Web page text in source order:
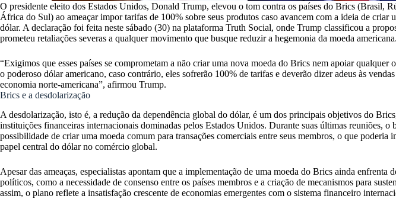
O presidente eleito dos Estados Unidos, Donald Trump, elevou o tom contra os países do Brics (Brasil,
África do Sul) ao ameaçar impor tarifas de 100% sobre seus produtos caso avancem com a ideia de criar
dólar. A declaração foi feita neste sábado (30) na plataforma Truth Social, onde Trump classificou a
prometeu retaliações severas a qualquer movimento que busque reduzir a hegemonia da moeda americana.
“Exigimos que esses países se comprometam a não criar uma nova moeda do Brics nem apoiar qualquer
o poderoso dólar americano, caso contrário, eles sofrerão 100% de tarifas e deverão dizer adeus às
economia norte-americana”, afirmou Trump.
Brics e a desdolarização
A desdolarização, isto é, a redução da dependência global do dólar, é um dos principais objetivos do
instituições financeiras internacionais dominadas pelos Estados Unidos. Durante suas últimas reuniões, o
possibilidade de criar uma moeda comum para transações comerciais entre seus membros, o que poderia
papel central do dólar no comércio global.
Apesar das ameaças, especialistas apontam que a implementação de uma moeda do Brics ainda enfrenta
políticos, como a necessidade de consenso entre os países membros e a criação de mecanismos para
assim, o plano reflete a insatisfação crescente de economias emergentes com o sistema financeiro